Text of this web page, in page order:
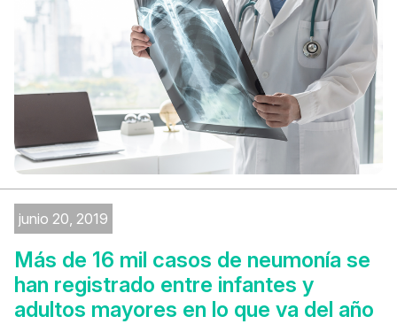
junio 20, 2019
Más de 16 mil casos de neumonía se
han registrado entre infantes y
adultos mayores en lo que va del año